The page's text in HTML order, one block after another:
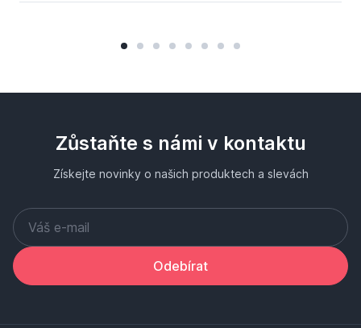
Zůstaňte s námi v kontaktu
Získejte novinky o našich produktech a slevách
Odebírat